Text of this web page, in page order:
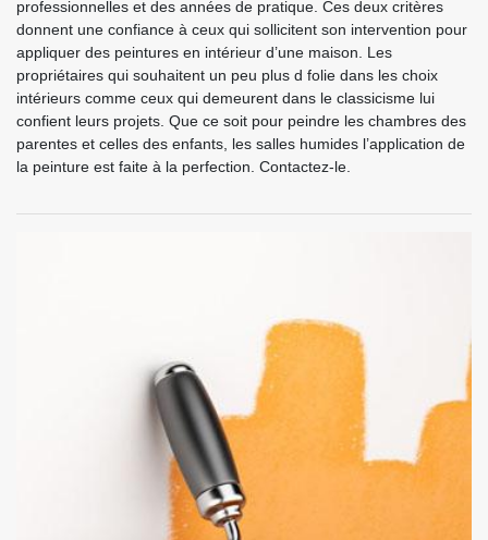
professionnelles et des années de pratique. Ces deux critères
donnent une confiance à ceux qui sollicitent son intervention pour
appliquer des peintures en intérieur d’une maison. Les
propriétaires qui souhaitent un peu plus d folie dans les choix
intérieurs comme ceux qui demeurent dans le classicisme lui
confient leurs projets. Que ce soit pour peindre les chambres des
parentes et celles des enfants, les salles humides l’application de
la peinture est faite à la perfection. Contactez-le.